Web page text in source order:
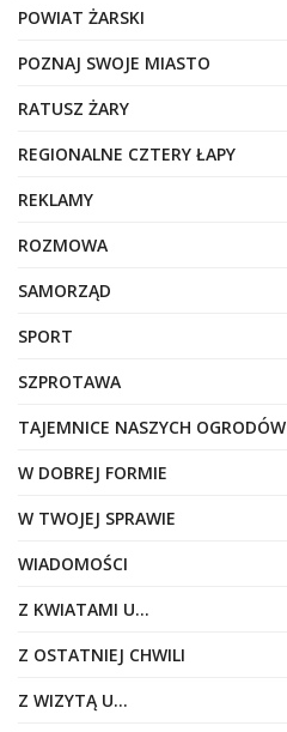
POWIAT ŻARSKI
POZNAJ SWOJE MIASTO
RATUSZ ŻARY
REGIONALNE CZTERY ŁAPY
REKLAMY
ROZMOWA
SAMORZĄD
SPORT
SZPROTAWA
TAJEMNICE NASZYCH OGRODÓW
W DOBREJ FORMIE
W TWOJEJ SPRAWIE
WIADOMOŚCI
Z KWIATAMI U…
Z OSTATNIEJ CHWILI
Z WIZYTĄ U…